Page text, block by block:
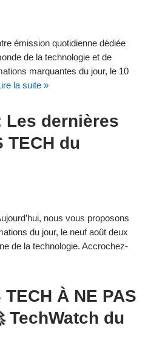
émission quotidienne dédiée
de la technologie et de
marquantes du jour, le 10
la suite »
Les dernières
TECH du
nous vous proposons
du jour, le neuf août deux
de la technologie. Accrochez-
TECH À NE PAS
TechWatch du